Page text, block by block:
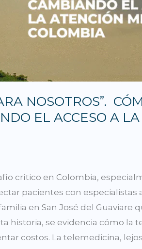
NOSOTROS”.
EL ACCESO A
crítico en Colombia,
pacientes con especialistas
en San José del Guaviare
historia, se evidencia cómo
costos. La telemedicina,